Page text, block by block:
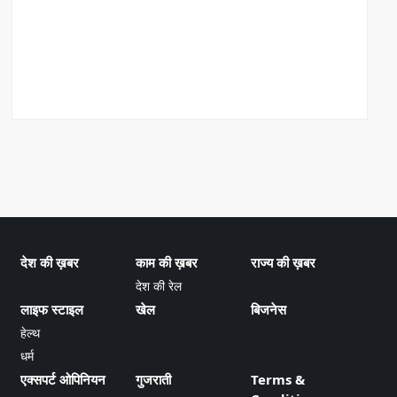
देश की ख़बर काम की ख़बर
देश की रेल
राज्य की ख़बर
लाइफ स्टाइल
हेल्थ
धर्म
खेल बिजनेस
एक्सपर्ट ओपिनियन गुजराती
Terms &